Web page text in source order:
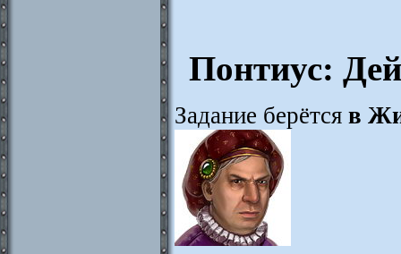
Понтиус:
Задание берётся в